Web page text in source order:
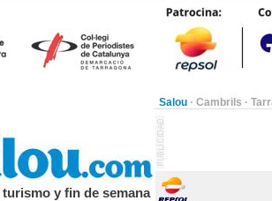
Salou · Cambrils ·
y fin de semana